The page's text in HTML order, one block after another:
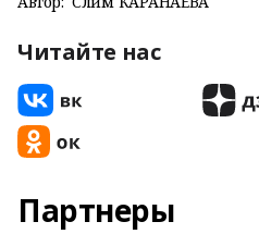
Читайте нас
Партнеры